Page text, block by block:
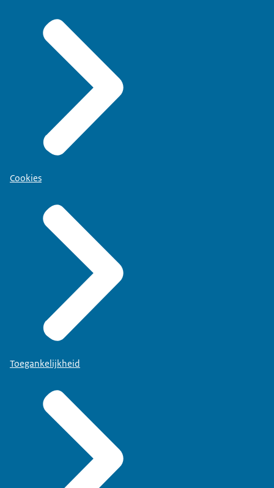
Cookies
Toegankelijkheid